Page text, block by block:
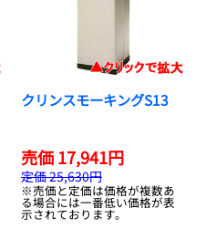
クリンスモーキングS13
売価 17,941円
定価 25,630円
※売価と定価は価格が複数あ
る場合には一番低い価格が表
示されております。